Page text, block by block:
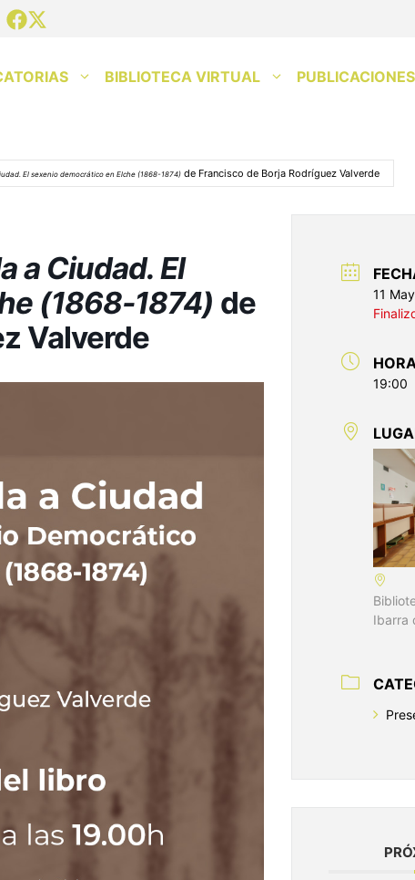
BIBLIOTECA VIRTUAL PUBLICACIONES
El sexenio democrático en Elche (1868-1874) de Francisco de Borja Rodríguez Valverde
a Ciudad. El
(1868-1874) de
Valverde
11
19:00
Ibarra